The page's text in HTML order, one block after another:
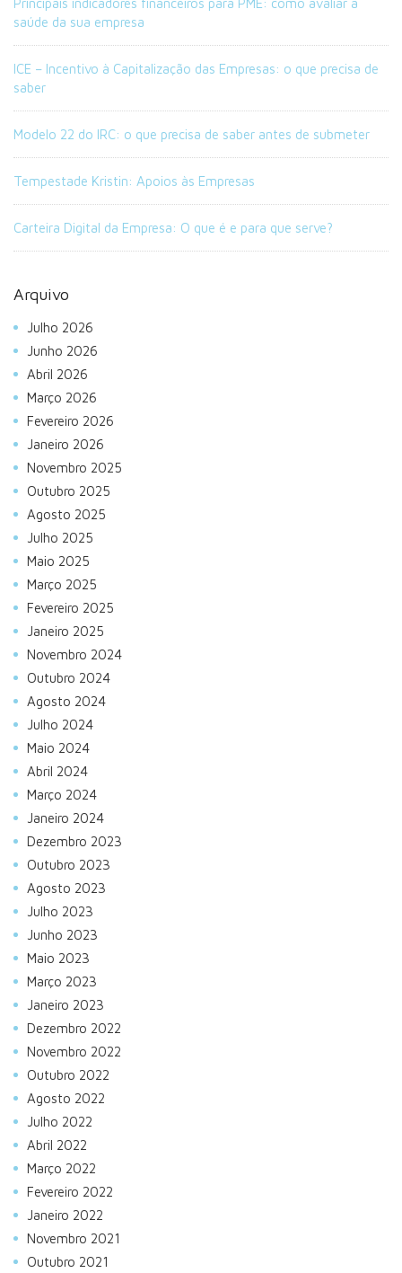
Principais indicadores financeiros para PME: como avaliar a
saúde da sua empresa
ICE – Incentivo à Capitalização das Empresas: o que precisa de
saber
Modelo 22 do IRC: o que precisa de saber antes de submeter
Tempestade Kristin: Apoios às Empresas
Carteira Digital da Empresa: O que é e para que serve?
Arquivo
Julho 2026
Junho 2026
Abril 2026
Março 2026
Fevereiro 2026
Janeiro 2026
Novembro 2025
Outubro 2025
Agosto 2025
Julho 2025
Maio 2025
Março 2025
Fevereiro 2025
Janeiro 2025
Novembro 2024
Outubro 2024
Agosto 2024
Julho 2024
Maio 2024
Abril 2024
Março 2024
Janeiro 2024
Dezembro 2023
Outubro 2023
Agosto 2023
Julho 2023
Junho 2023
Maio 2023
Março 2023
Janeiro 2023
Dezembro 2022
Novembro 2022
Outubro 2022
Agosto 2022
Julho 2022
Abril 2022
Março 2022
Fevereiro 2022
Janeiro 2022
Novembro 2021
Outubro 2021